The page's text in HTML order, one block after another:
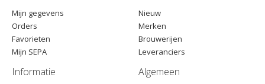
Mijn gegevens
Orders
Favorieten
Mijn SEPA
Nieuw
Merken
Brouwerijen
Leveranciers
Informatie Algemeen